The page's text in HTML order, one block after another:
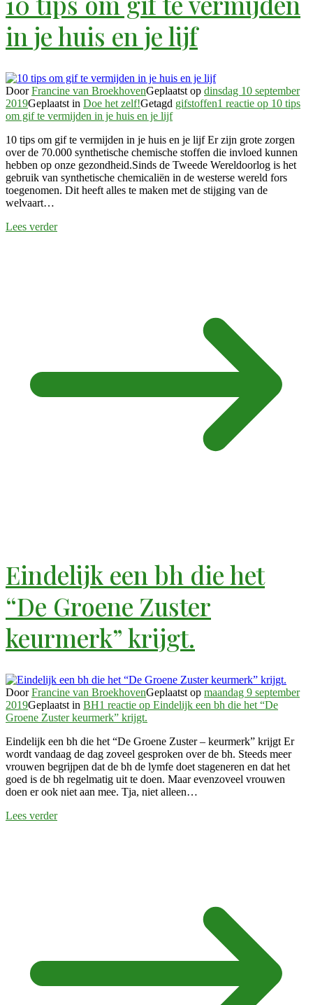
in je huis en je lijf
DoorFrancine van BroekhovenGeplaatst op dinsdag 10 september
2019Geplaatst in Doe het zelf!Getagd gifstoffen1 reactie op 10 tips
om gif te vermijden in je huis en je lijf
10 tips om gif te vermijden in je huis en je lijf Er zijn grote zorgen
over de 70.000 synthetische chemische stoffen die invloed kunnen
hebben op onze gezondheid.Sinds de Tweede Wereldoorlog is het
gebruik van synthetische chemicaliën in de westerse wereld fors
toegenomen. Dit heeft alles te maken met de stijging van de
welvaart…
Lees verder
Eindelijk een bh die het
“De Groene Zuster
keurmerk” krijgt.
DoorFrancine van BroekhovenGeplaatst op maandag 9 september
2019Geplaatst in BH1 reactie op Eindelijk een bh die het “De
Groene Zuster keurmerk” krijgt.
Eindelijk een bh die het “De Groene Zuster – keurmerk” krijgt Er
wordt vandaag de dag zoveel gesproken over de bh. Steeds meer
vrouwen begrijpen dat de bh de lymfe doet stageneren en dat het
goed is de bh regelmatig uit te doen. Maar evenzoveel vrouwen
doen er ook niet aan mee. Tja, niet alleen…
Lees verder